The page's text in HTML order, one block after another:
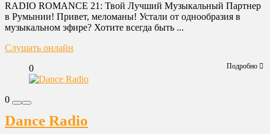
RADIO ROMANCE 21: Твой Лучший Музыкальный Партнер
в Румынии! Привет, меломаны! Устали от однообразия в
музыкальном эфире? Хотите всегда быть ...
Слушать онлайн
Подробно
0
0
Dance Radio